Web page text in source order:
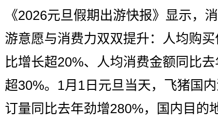
《2026元旦假期出游快报》显示，
游意愿与消费力双双提升：人均购
比增长超20%、人均消费金额同比
超30%。1月1日元旦当天，飞猪国
订量同比去年劲增280%，国内目的